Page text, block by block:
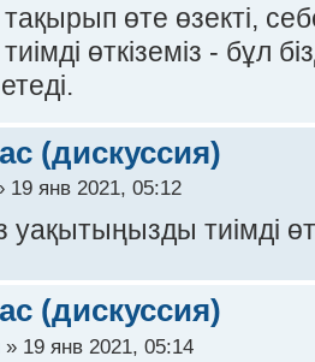
тақырып өте өзекті,
өткіземіз - бұл
(дискуссия)
19 янв 2021, 05:12
тиімді
(дискуссия)
» 19 янв 2021, 05:14